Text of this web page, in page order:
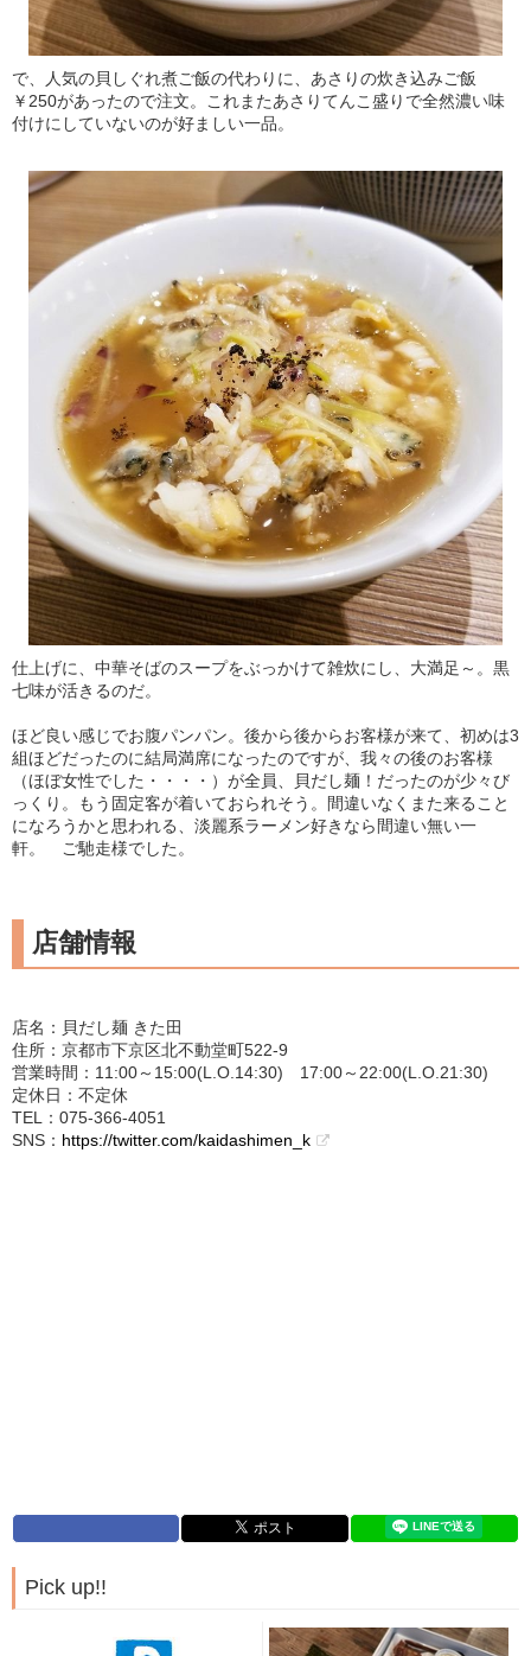
で、人気の貝しぐれ煮ご飯の代わりに、あさりの炊き込みご飯
￥250があったので注文。これまたあさりてんこ盛りで全然濃い味
付けにしていないのが好ましい一品。
仕上げに、中華そばのスープをぶっかけて雑炊にし、大満足～。黒
七味が活きるのだ。
ほど良い感じでお腹パンパン。後から後からお客様が来て、初めは3
組ほどだったのに結局満席になったのですが、我々の後のお客様
（ほぼ女性でした・・・・）が全員、貝だし麺！だったのが少々び
っくり。もう固定客が着いておられそう。間違いなくまた来ること
になろうかと思われる、淡麗系ラーメン好きなら間違い無い一
軒。 ご馳走様でした。
店舗情報
店名：貝だし麺 きた田
住所：京都市下京区北不動堂町522-9
営業時間：11:00～15:00(L.O.14:30) 17:00～22:00(L.O.21:30)
定休日：不定休
TEL：075-366-4051
SNS： https://twitter.com/kaidashimen_k
Pick up!!